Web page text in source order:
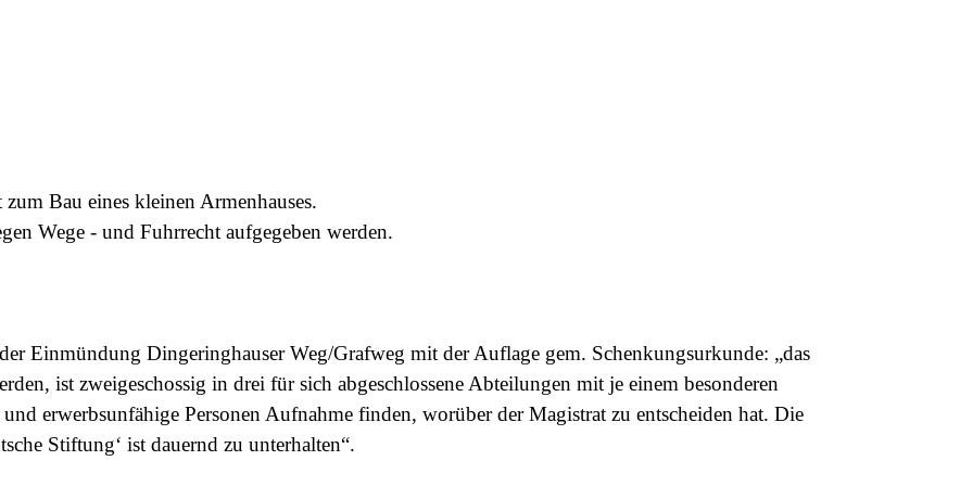
Bau eines kleinen Armenhauses.
Wege - und Fuhrrecht aufgegeben werden.
Einmündung Dingeringhauser Weg/Grafweg mit der Auflage gem. Schenkungsurkunde: „das
ist zweigeschossig in drei für sich abgeschlossene Abteilungen mit je einembesonderen
erwerbsunfähige Personen Aufnahme finden, worüber der Magistrat zu entscheiden hat. Die
Stiftung‘ ist dauernd zu unterhalten“.